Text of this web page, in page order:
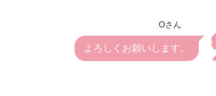
Oさん
よろしくお願いします。